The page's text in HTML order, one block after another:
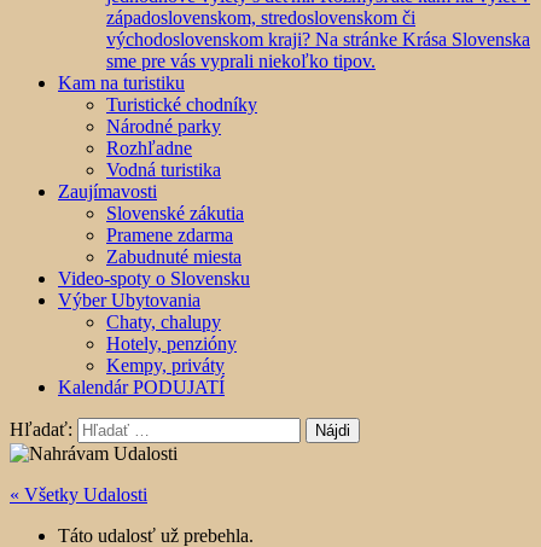
západoslovenskom, stredoslovenskom či
východoslovenskom kraji? Na stránke Krása Slovenska
sme pre vás vyprali niekoľko tipov.
Kam na turistiku
Turistické chodníky
Národné parky
Rozhľadne
Vodná turistika
Zaujímavosti
Slovenské zákutia
Pramene zdarma
Zabudnuté miesta
Video-spoty o Slovensku
Výber Ubytovania
Chaty, chalupy
Hotely, penzióny
Kempy, priváty
Kalendár PODUJATÍ
Hľadať:
« Všetky Udalosti
Táto udalosť už prebehla.